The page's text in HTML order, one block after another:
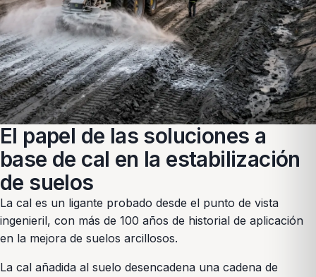
El papel de las soluciones a
base de cal en la estabilización
de suelos
La cal es un ligante probado desde el punto de vista
ingenieril, con más de 100 años de historial de aplicación
en la mejora de suelos arcillosos.
La cal añadida al suelo desencadena una cadena de